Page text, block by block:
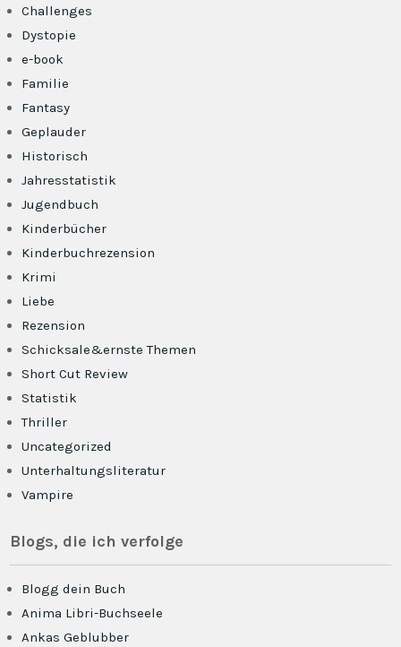
Challenges
Dystopie
e-book
Familie
Fantasy
Geplauder
Historisch
Jahresstatistik
Jugendbuch
Kinderbücher
Kinderbuchrezension
Krimi
Liebe
Rezension
Schicksale&ernste Themen
Short Cut Review
Statistik
Thriller
Uncategorized
Unterhaltungsliteratur
Vampire
Blogs, die ich verfolge
Blogg dein Buch
Anima Libri-Buchseele
Ankas Geblubber